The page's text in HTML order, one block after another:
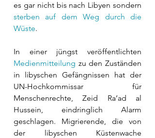
sterben auf dem Weg durch die
Wüste.
Medienmitteilung zu den Zuständen
in libyschen Gefängnissen hat der
UN-Hochkommissar für
Menschenrechte, Zeid Ra’ad al
Hussein, eindringlich Alarm
geschlagen. Migrierende, die von
der libyschen Küstenwache